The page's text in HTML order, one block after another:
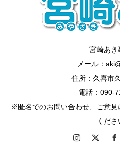
宮崎あき
メール：
住所：久喜市
電話：090-
※匿名でのお問い合わせ、ご意
くださ